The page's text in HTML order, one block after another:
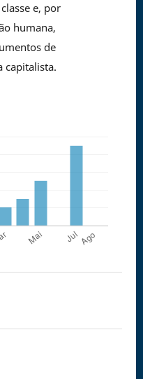
e, por
humana,
de
capitalista.